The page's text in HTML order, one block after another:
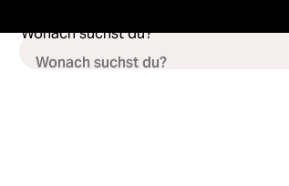
Wonach suchst du?